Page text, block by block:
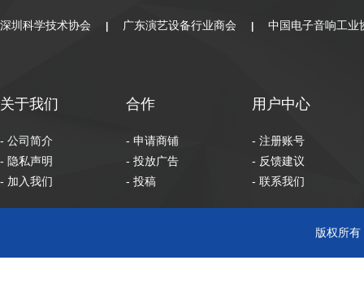
深圳科学技术协会 广东演艺设备行业商会 中国电子音响工业
关于我们
- 公司简介
- 隐私声明
- 加入我们
合作
- 申请商铺
- 投放广告
- 投稿
用户中心
- 注册账号
- 反馈建议
- 联系我们
版权所